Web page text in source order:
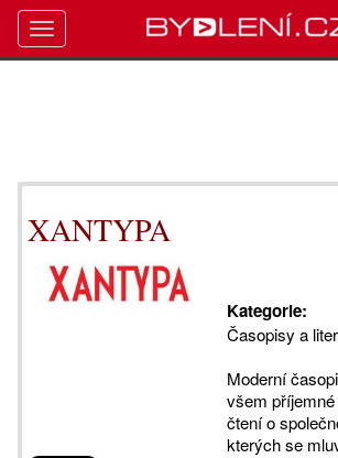
XANTYPA
Kategorie:
Časopisy a
Moderní
všem
čtení o
kterých se
Toggle
navigation